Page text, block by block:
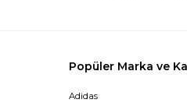
Popüler Marka ve
Adidas